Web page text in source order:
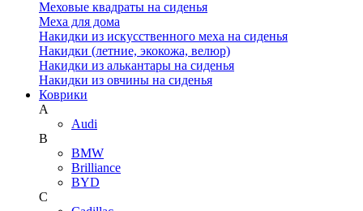
Меховые квадраты на сиденья
Меха для дома
Накидки из искусственного меха на сиденья
Накидки (летние, экокожа, велюр)
Накидки из алькантары на сиденья
Накидки из овчины на сиденья
Коврики
A
Audi
B
BMW
Brilliance
BYD
C